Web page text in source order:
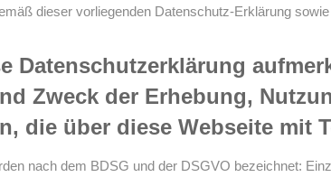
dieser vorliegenden Datenschutz-Erklärung
Datenschutzerklärung
Zweck der Erhebung,
die über diese Webseite mit
nach dem BDSG und der DSGVO bezeichnet: